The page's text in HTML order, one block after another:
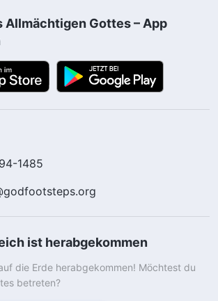
Allmächtigen Gottes – App
1485
ist herabgekommen
die Erde herabgekommen! Möchtest du
betreten?